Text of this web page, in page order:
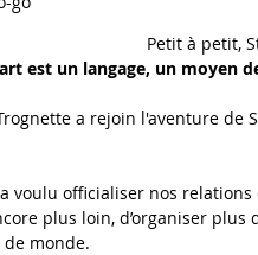
Petit à petit,
est un langage, un moyen
a rejoin l'aventure de
voulu officialiser nos
plus loin, d’organiser plus
monde.